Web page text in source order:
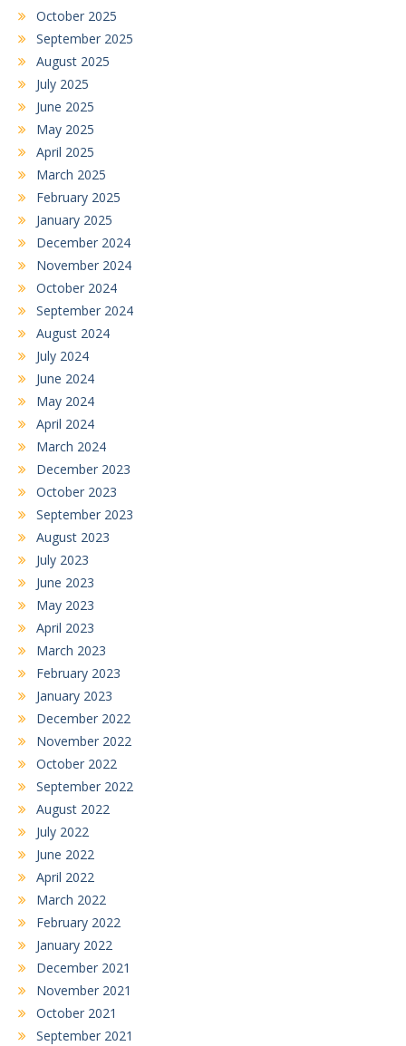
October 2025
September 2025
August 2025
July 2025
June 2025
May 2025
April 2025
March 2025
February 2025
January 2025
December 2024
November 2024
October 2024
September 2024
August 2024
July 2024
June 2024
May 2024
April 2024
March 2024
December 2023
October 2023
September 2023
August 2023
July 2023
June 2023
May 2023
April 2023
March 2023
February 2023
January 2023
December 2022
November 2022
October 2022
September 2022
August 2022
July 2022
June 2022
April 2022
March 2022
February 2022
January 2022
December 2021
November 2021
October 2021
September 2021